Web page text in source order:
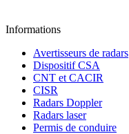
Informations
Avertisseurs de radars
Dispositif CSA
CNT et CACIR
CISR
Radars Doppler
Radars laser
Permis de conduire